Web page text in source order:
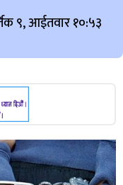
९, आईतवार १०:५३